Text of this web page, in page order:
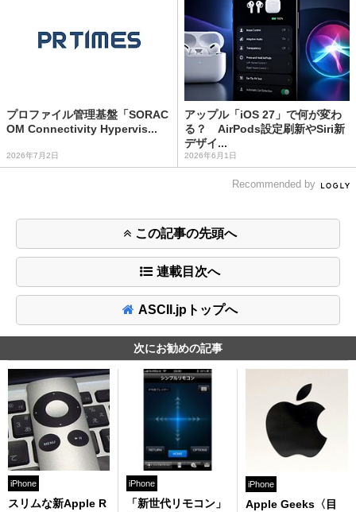
プロファイル管理基盤「SORAC
OM Connectivity Hypervis...
2026年7月2日
アップル「iOS 27」で何が変わ
る？ AirPods設定刷新やSiri新
デザイ...
2026年6月1日
Recommended by
この記事の先頭へ
連載目次へ
ASCII.jpトップへ
次にお勧めの記事
iPhone
スリムな新Apple R
iPhone
「新世代リモコン」
iPhone
Apple Geeks〈目